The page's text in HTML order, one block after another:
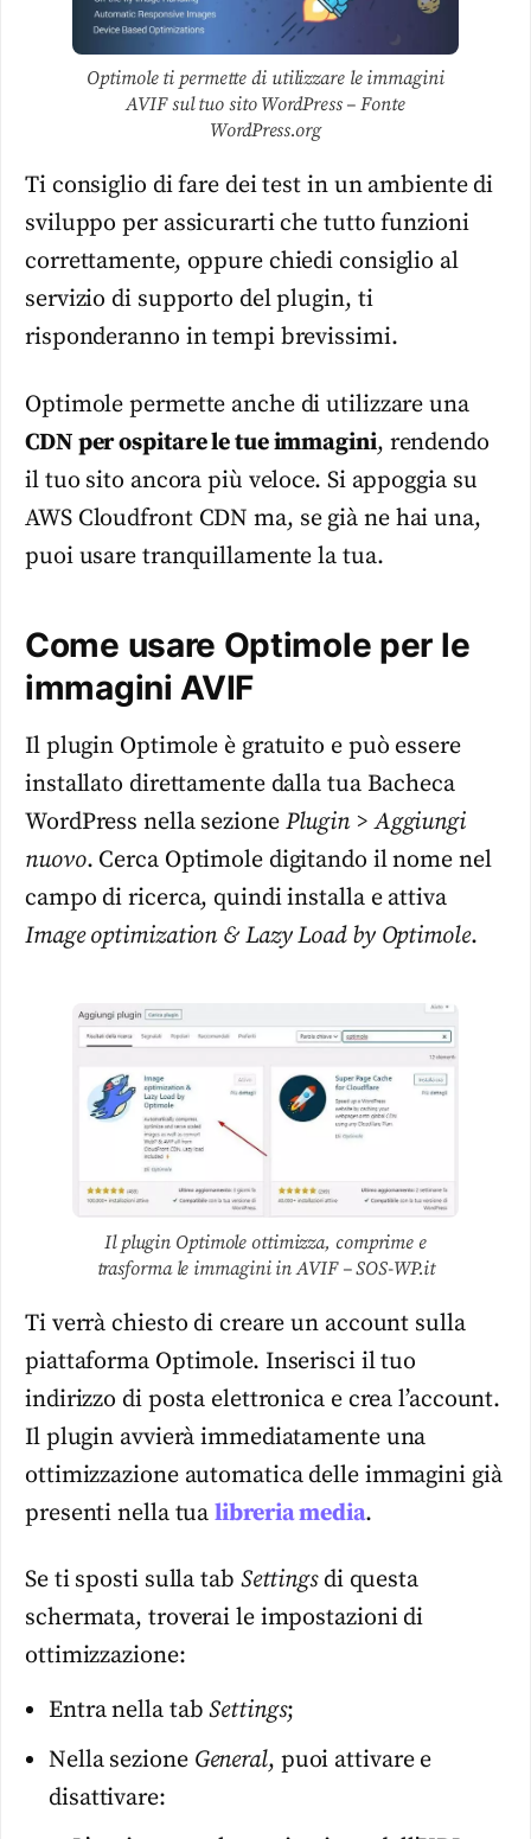
Optimole ti permette di utilizzare le immagini
AVIF sul tuo sito WordPress – Fonte
WordPress.org
Ti consiglio di fare dei test in un ambiente di
sviluppo per assicurarti che tutto funzioni
correttamente, oppure chiedi consiglio al
servizio di supporto del plugin, ti
risponderanno in tempi brevissimi.
Optimole permette anche di utilizzare una
CDN per ospitare le tue immagini, rendendo
il tuo sito ancora più veloce. Si appoggia su
AWS Cloudfront CDN ma, se già ne hai una,
puoi usare tranquillamente la tua.
Come usare Optimole per le
immagini AVIF
Il plugin Optimole è gratuito e può essere
installato direttamente dalla tua Bacheca
WordPress nella sezione Plugin > Aggiungi
nuovo. Cerca Optimole digitando il nome nel
campo di ricerca, quindi installa e attiva
Image optimization & Lazy Load by Optimole.
Il plugin Optimole ottimizza, comprime e
trasforma le immagini in AVIF – SOS-WP.it
Ti verrà chiesto di creare un account sulla
piattaforma Optimole. Inserisci il tuo
indirizzo di posta elettronica e crea l’account.
Il plugin avvierà immediatamente una
ottimizzazione automatica delle immagini già
presenti nella tualibreria media.
Se ti sposti sulla tab Settings di questa
schermata, troverai le impostazioni di
ottimizzazione:
Entra nella tabSettings;
Nella sezione General, puoi attivare e
disattivare: